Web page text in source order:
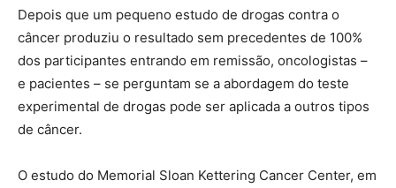
Depois que um pequeno estudo de drogas contra o
câncer produziu o resultado sem precedentes de 100%
dos participantes entrando em remissão, oncologistas –
e pacientes – se perguntam se a abordagem do teste
experimental de drogas pode ser aplicada a outros tipos
de câncer.
O estudo do Memorial Sloan Kettering Cancer Center, em